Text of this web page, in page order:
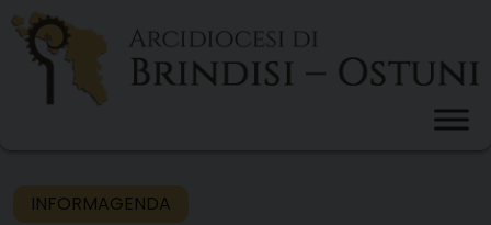
Skip
content
INFORMAGENDA